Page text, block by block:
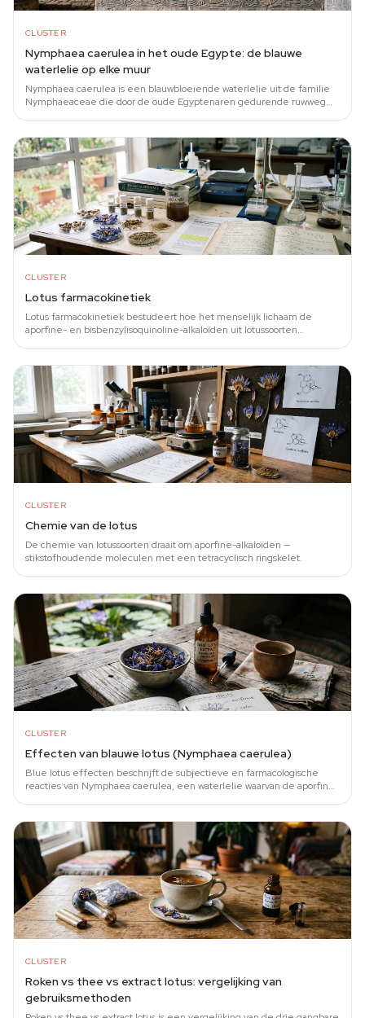
CLUSTER
Nymphaea caerulea in het oude Egypte: de blauwe
waterlelie op elke muur
Nymphaea caerulea is een blauwbloeiende waterlelie uit de familie
Nymphaeaceae die door de oude Egyptenaren gedurende ruwweg
CLUSTER
Lotus farmacokinetiek
Lotus farmacokinetiek bestudeert hoe het menselijk lichaam de
aporfine- en bisbenzylisoquinoline-alkaloïden uit lotussoorten
CLUSTER
Chemie van de lotus
De chemie van lotussoorten draait om aporfine-alkaloïden —
stikstofhoudende moleculen met een tetracyclisch ringskelet.
CLUSTER
Effecten van blauwe lotus (Nymphaea caerulea)
Blue lotus effecten beschrijft de subjectieve en farmacologische
reacties van Nymphaea caerulea, een waterlelie waarvan de aporfine-
CLUSTER
Roken vs thee vs extract lotus: vergelijking van
gebruiksmethoden